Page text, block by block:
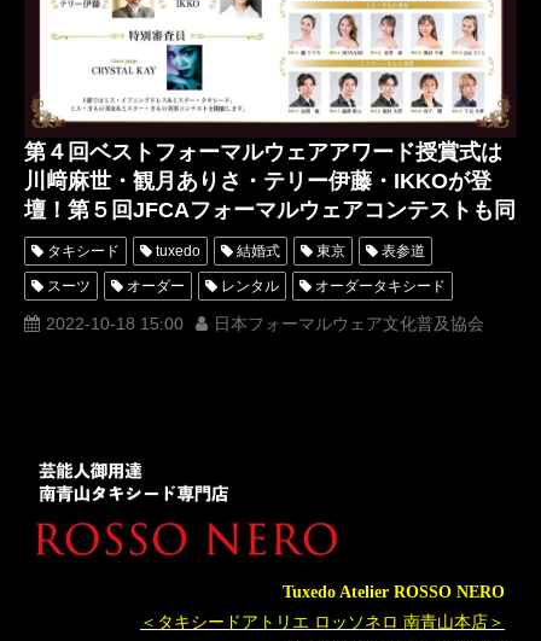
第４回ベストフォーマルウェアアワード授賞式は
川﨑麻世・観月ありさ・テリー伊藤・IKKOが登
壇！第５回JFCAフォーマルウェアコンテストも同
時開催！
タキシード tuxedo 結婚式 東京 表参道
スーツ オーダー レンタル オーダータキシード
レンタルタキシード ロッソネロ 人気
新郎衣装
レンタルタキシード名古屋
タキシードオーダー東京 タキシードレンタル東京
CrystalKay
2022-10-18 15:00 日本フォーマルウェア文化普及協会
Tuxedo Atelier ROSSO NERO
＜タキシードアトリエ ロッソネロ 南青山本店＞